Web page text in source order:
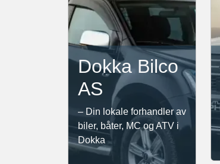
Dokka Bilco
AS
– Din lokale forhandler av
biler, båter, MC og ATV i
Dokka